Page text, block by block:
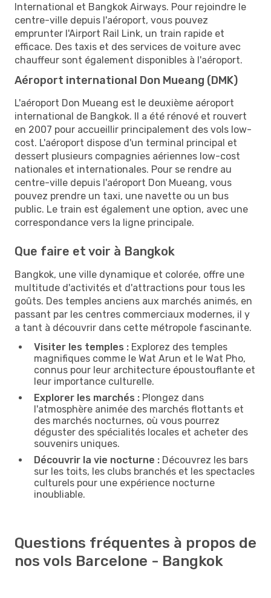
International et Bangkok Airways. Pour rejoindre le
centre-ville depuis l'aéroport, vous pouvez
emprunter l'Airport Rail Link, un train rapide et
efficace. Des taxis et des services de voiture avec
chauffeur sont également disponibles à l'aéroport.
Aéroport international Don Mueang (DMK)
L'aéroport Don Mueang est le deuxième aéroport
international de Bangkok. Il a été rénové et rouvert
en 2007 pour accueillir principalement des vols low-
cost. L'aéroport dispose d'un terminal principal et
dessert plusieurs compagnies aériennes low-cost
nationales et internationales. Pour se rendre au
centre-ville depuis l'aéroport Don Mueang, vous
pouvez prendre un taxi, une navette ou un bus
public. Le train est également une option, avec une
correspondance vers la ligne principale.
Que faire et voir à Bangkok
Bangkok, une ville dynamique et colorée, offre une
multitude d'activités et d'attractions pour tous les
goûts. Des temples anciens aux marchés animés, en
passant par les centres commerciaux modernes, il y
a tant à découvrir dans cette métropole fascinante.
Visiter les temples : Explorez des temples
magnifiques comme le Wat Arun et le Wat Pho,
connus pour leur architecture époustouflante et
leur importance culturelle.
Explorer les marchés : Plongez dans
l'atmosphère animée des marchés flottants et
des marchés nocturnes, où vous pourrez
déguster des spécialités locales et acheter des
souvenirs uniques.
Découvrir la vie nocturne : Découvrez les bars
sur les toits, les clubs branchés et les spectacles
culturels pour une expérience nocturne
inoubliable.
Questions fréquentes à propos de
nos vols Barcelone - Bangkok